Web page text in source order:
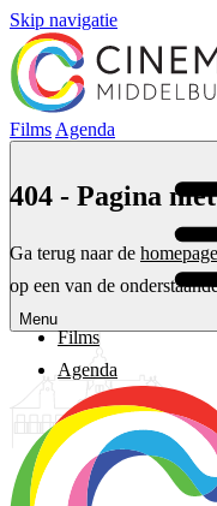
Skip navigatie
Films Agenda
Menu
404 - Pagina
Ga terug naar de homepage
op een van de
Films
Agenda